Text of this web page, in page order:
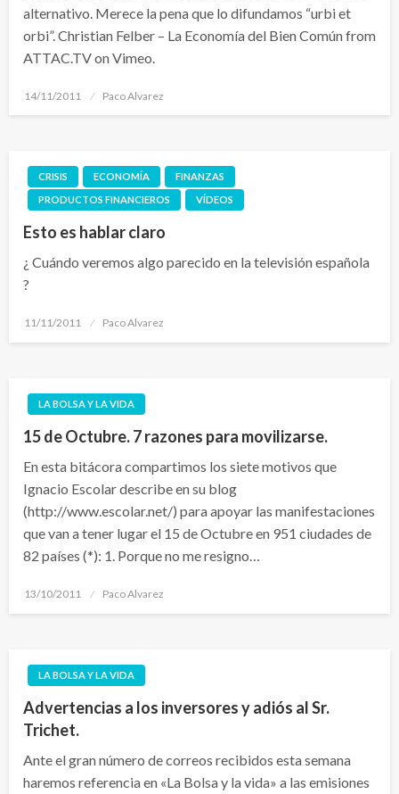
alternativo. Merece la pena que lo difundamos “urbi et
orbi”. Christian Felber – La Economía del Bien Común from
ATTAC.TV on Vimeo.
Publicado
14/11/2011 Paco Alvarez
CRISIS ECONOMÍA
FINANZAS
PRODUCTOS FINANCIEROS
VÍDEOS
Esto es hablar claro
¿ Cuándo veremos algo parecido en la televisión española
?
Publicado
11/11/2011 Paco Alvarez
LA BOLSA Y LA VIDA
15 de Octubre. 7 razones para movilizarse.
En esta bitácora compartimos los siete motivos que
Ignacio Escolar describe en su blog
(http://www.escolar.net/) para apoyar las manifestaciones
que van a tener lugar el 15 de Octubre en 951 ciudades de
82 países (*): 1. Porque no me resigno…
Publicado
13/10/2011 Paco Alvarez
LA BOLSA Y LA VIDA
Advertencias a los inversores y adiós al Sr.
Trichet.
Ante el gran número de correos recibidos esta semana
haremos referencia en «La Bolsa y la vida» a las emisiones